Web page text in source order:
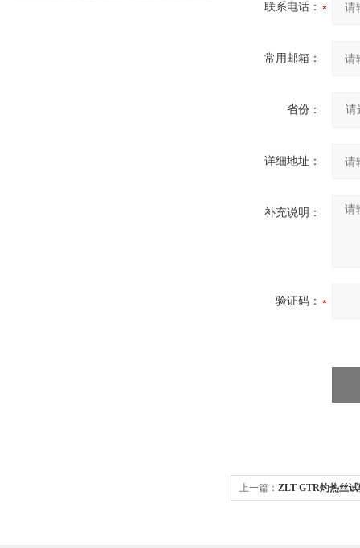
联系电话：
常用邮箱：
省份：
详细地址：
补充说明：
验证码：
上一篇： ZLT-GTR灼热丝